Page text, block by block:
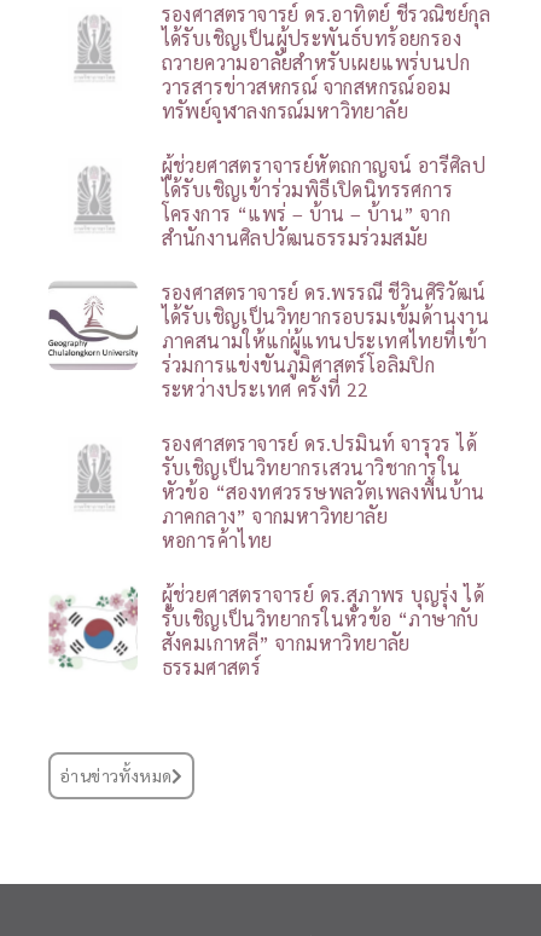
รองศาสตราจารย์ ดร.อาทิตย์ ชีรวณิชย์กุล
ได้รับเชิญเป็นผู้ประพันธ์บทร้อยกรอง
ถวายความอาลัยสำหรับเผยแพร่บนปก
วารสารข่าวสหกรณ์ จากสหกรณ์ออม
ทรัพย์จุฬาลงกรณ์มหาวิทยาลัย
ผู้ช่วยศาสตราจารย์หัตถกาญจน์ อารีศิลป
ได้รับเชิญเข้าร่วมพิธีเปิดนิทรรศการ
โครงการ “แพร่ – บ้าน – บ้าน” จาก
สำนักงานศิลปวัฒนธรรมร่วมสมัย
รองศาสตราจารย์ ดร.พรรณี ชีวินศิริวัฒน์
ได้รับเชิญเป็นวิทยากรอบรมเข้มด้านงาน
ภาคสนามให้แก่ผู้แทนประเทศไทยที่เข้า
ร่วมการแข่งขันภูมิศาสตร์โอลิมปิก
ระหว่างประเทศ ครั้งที่ 22
รองศาสตราจารย์ ดร.ปรมินท์ จารุวร ได้
รับเชิญเป็นวิทยากรเสวนาวิชาการใน
หัวข้อ “สองทศวรรษพลวัตเพลงพื้นบ้าน
ภาคกลาง” จากมหาวิทยาลัย
หอการค้าไทย
ผู้ช่วยศาสตราจารย์ ดร.สุภาพร บุญรุ่ง ได้
รับเชิญเป็นวิทยากรในหัวข้อ “ภาษากับ
สังคมเกาหลี” จากมหาวิทยาลัย
ธรรมศาสตร์
อ่านข่าวทั้งหมด